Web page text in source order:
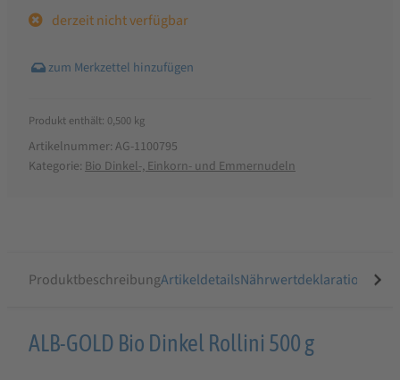
derzeit nicht verfügbar
Produkt enthält: 0,500 kg
Artikelnummer: AG-1100795
Kategorie: Bio Dinkel-, Einkorn- und Emmernudeln
ProduktbeschreibungArtikeldetailsNährwertdeklaration
Produktbeschreibung
ALB-GOLD Bio Dinkel Rollini 500 g